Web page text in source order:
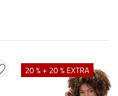
20 % + 20 % EXTRA